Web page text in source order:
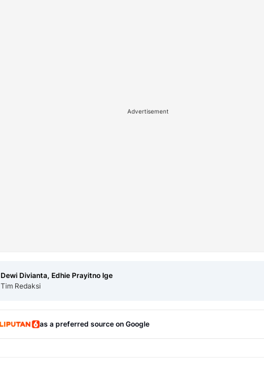
Advertisement
Dewi Divianta, Edhie Prayitno Ige
Tim Redaksi
as a preferred source on Google